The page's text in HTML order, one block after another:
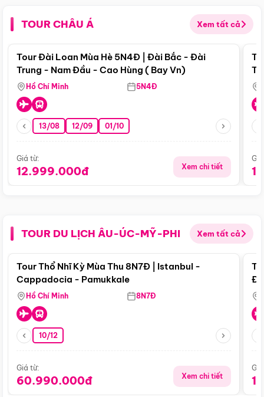
TOUR CHÂU Á Xem tất cả
Điểm nổi bật
Tour Đài Loan Mùa Hè 5N4Đ | Đài Bắc - Đài
Trung - Nam Đầu - Cao Hùng ( Bay Vn)
Hồ Chí Minh 5N4Đ
13/08 12/09 01/10
Giá từ:
12.999.000đ Xem chi tiết
TOUR DU LỊCH ÂU-ÚC-MỸ-PHI Xem tất cả
Điểm nổi bật
Tour Thổ Nhĩ Kỳ Mùa Thu 8N7Đ | Istanbul -
Cappadocia - Pamukkale
Hồ Chí Minh 8N7Đ
10/12
Giá từ:
60.990.000đ Xem chi tiết